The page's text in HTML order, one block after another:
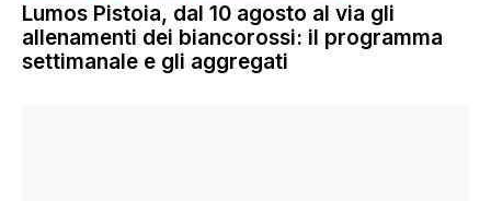
Lumos Pistoia, dal 10 agosto al via gli
allenamenti dei biancorossi: il programma
settimanale e gli aggregati